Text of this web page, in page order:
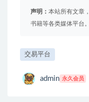
声明： 本站所有文章
书籍等各类媒体平台
交易平台
admin 永久会员